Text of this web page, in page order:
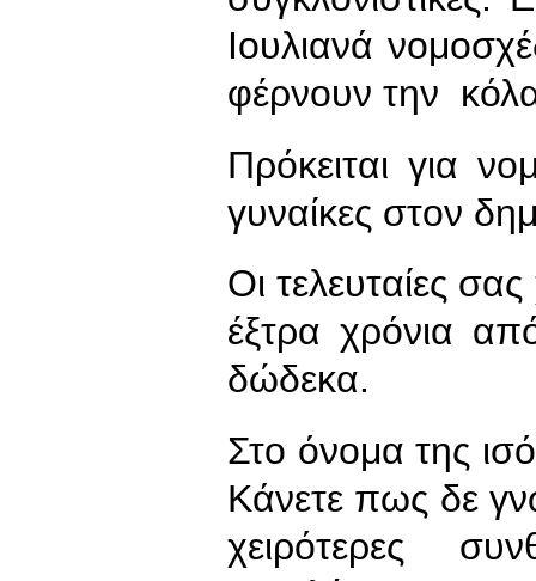
Ιουλιανά
φέρνουν την
Πρόκειται για
γυναίκες στον
Οι τελευταίες
έξτρα χρόνια
δώδεκα.
Στο όνομα της
Κάνετε πως δε
χειρότερες